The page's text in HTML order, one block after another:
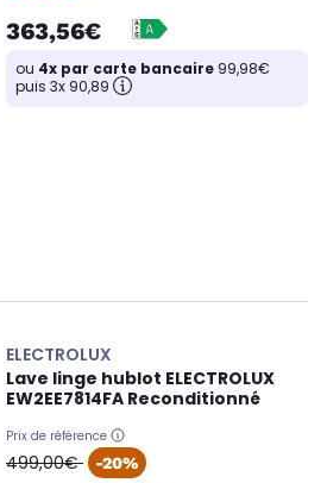
363,56€
ou 4x par carte bancaire 99,98€
puis 3x 90,89
ELECTROLUX
Lave linge hublot ELECTROLUX
EW2EE7814FA Reconditionné
Prix de référence
oldPrice
499,00€ -20%